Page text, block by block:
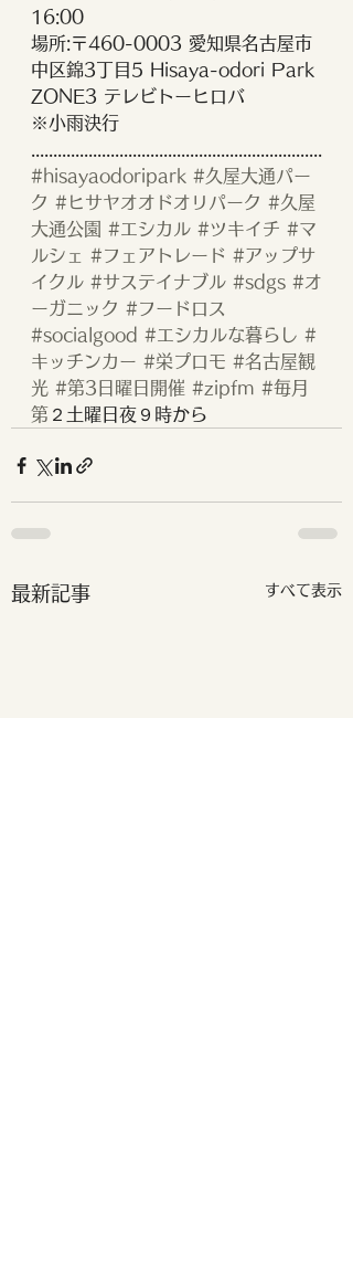
16:00
場所:〒460-0003 愛知県名古屋市
中区錦3丁目5 Hisaya-odori Park
ZONE3 テレビトーヒロバ
※小雨決行
#hisayaodoripark #久屋大通パー
ク #ヒサヤオオドオリパーク #久屋
大通公園 #エシカル #ツキイチ #マ
ルシェ #フェアトレード #アップサ
イクル #サステイナブル #sdgs #オ
ーガニック #フードロス
#socialgood #エシカルな暮らし #
キッチンカー #栄プロモ #名古屋観
光 #第3日曜日開催 #zipfm #毎月
第 ２土曜日夜９時から
最新記事 すべて表示